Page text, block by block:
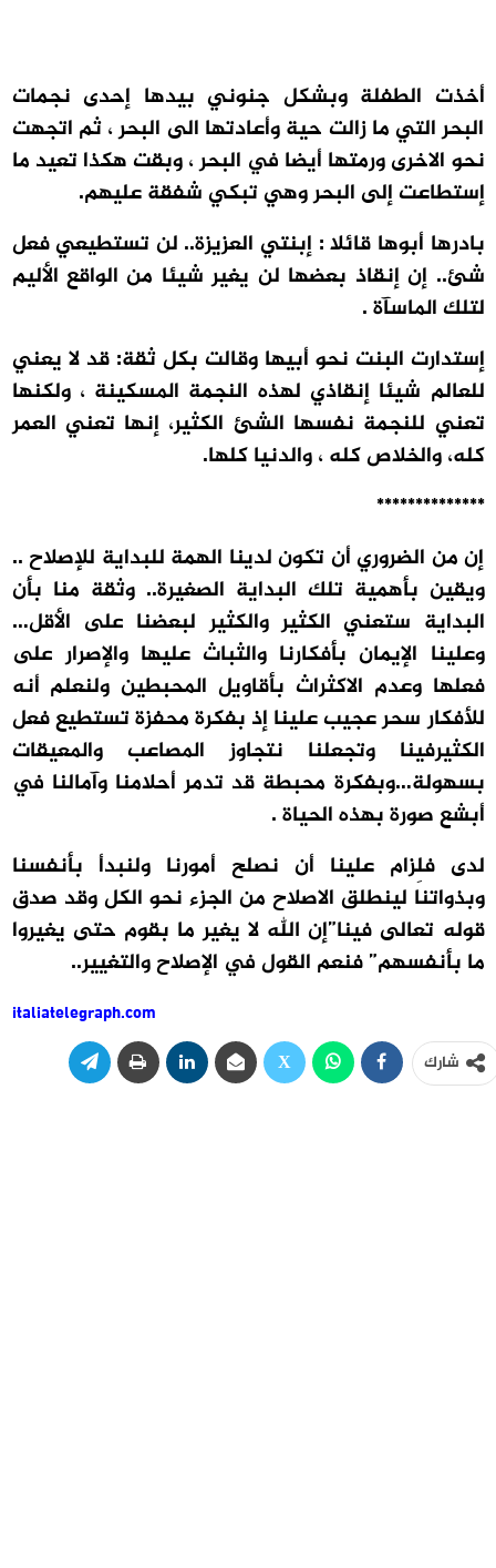
أخذت الطفلة وبشكل جنوني بيدها إحدى نجمات
البحر التي ما زالت حية وأعادتها الى البحر ، ثم اتجهت
نحو الاخرى ورمتها أيضا في البحر ، وبقت هكذا تعيد ما
إستطاعت إلى البحر وهي تبكي شفقة عليهم.
بادرها أبوها قائلا : إبنتي العزيزة.. لن تستطيعي فعل
شئ.. إن إنقاذ بعضها لن يغير شيئا من الواقع الأليم
لتلك الماسآة.
إستدارت البنت نحو أبيها وقالت بكل ثقة: قد لا يعني
للعالم شيئا إنقاذي لهذه النجمة المسكينة ، ولكنها
تعني للنجمة نفسها الشئ الكثير، إنها تعني العمر
كله، والخلاص كله ، والدنيا كلها.
**************
إن من الضروري أن تكون لدينا الهمة للبداية للإصلاح ..
ويقين بأهمية تلك البداية الصغيرة.. وثقة منا بأن
البداية ستعني الكثير والكثير لبعضنا على الأقل…
وعلينا الإيمان بأفكارنا والثباث عليها والإصرار على
فعلها وعدم الاكثراث بأقاويل المحبطين ولنعلم أنه
للأفكار سحر عجيب علينا إذ بفكرة محفزة تستطيع فعل
الكثيرفينا وتجعلنا نتجاوز المصاعب والمعيقات
بسهولة…وبفكرة محبطة قد تدمر أحلامنا وآمالنا في
أبشع صورة بهذه الحياة.
لدى فلِزام علينا أن نصلح أمورنا ولنبدأ بأنفسنا
وبذواتنا لينطلق الاصلاح من الجزء نحو الكل وقد صدق
قوله تعالى فينا”إن الله لا يغير ما بقوم حتى يغيروا
ما بأنفسهم” فنعم القول في الإصلاح والتغيير..
italiatelegraph.com
شارك